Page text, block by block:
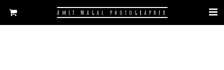
Amit Magal photographer